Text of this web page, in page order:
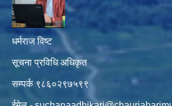
धर्मराज विष्ट
सूचना प्रविधि अधिकृत
सम्पर्क ९८६०२९७५९९